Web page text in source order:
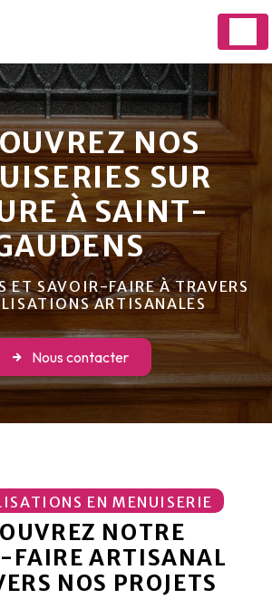
NOS
SUR
À SAINT-
ET SAVOIR-FAIRE À TRAVERS
ARTISANALES
Nous contacter
EN MENUISERIE
NOTRE
FAIRE ARTISANAL
NOS PROJETS